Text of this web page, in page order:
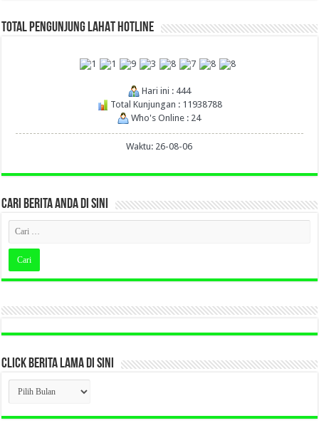
TOTAL PENGUNJUNG LAHAT HOTLINE
Hari ini : 444
Total Kunjungan : 11938788
Who's Online : 24
Waktu: 26-08-06
CARI BERITA ANDA DI SINI
CLICK BERITA LAMA DI SINI
CLICK
BERITA
LAMA
DI